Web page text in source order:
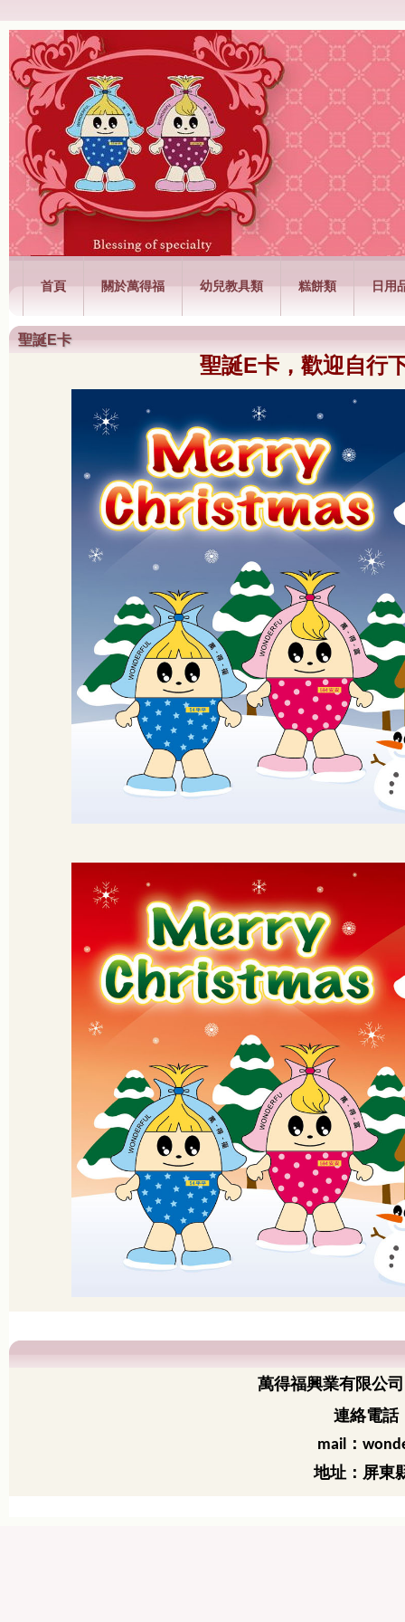
萬得福興業有限公司
首頁 關於萬得福 幼兒教具類 糕餅類 日用
聖誕E卡
聖誕E卡，歡迎自行
萬得福興業有限公司
連絡電
mail ：
地址：屏東